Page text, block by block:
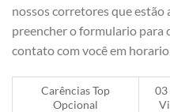
nossos corretores que
preencher o formulario para
contato com você em
Carências Top
Opcional
03